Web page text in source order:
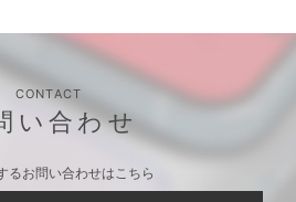
CONTACT
い合わせ
るお問い合わせはこちら